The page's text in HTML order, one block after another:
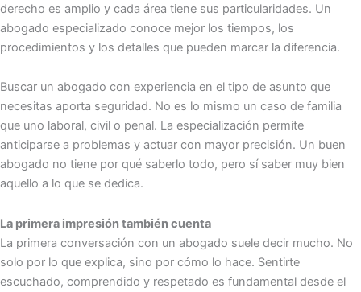
derecho es amplio y cada área tiene sus particularidades. Un
abogado especializado conoce mejor los tiempos, los
procedimientos y los detalles que pueden marcar la diferencia.
Buscar un abogado con experiencia en el tipo de asunto que
necesitas aporta seguridad. No es lo mismo un caso de familia
que uno laboral, civil o penal. La especialización permite
anticiparse a problemas y actuar con mayor precisión. Un buen
abogado no tiene por qué saberlo todo, pero sí saber muy bien
aquello a lo que se dedica.
La primera impresión también cuenta
La primera conversación con un abogado suele decir mucho. No
solo por lo que explica, sino por cómo lo hace. Sentirte
escuchado, comprendido y respetado es fundamental desde el